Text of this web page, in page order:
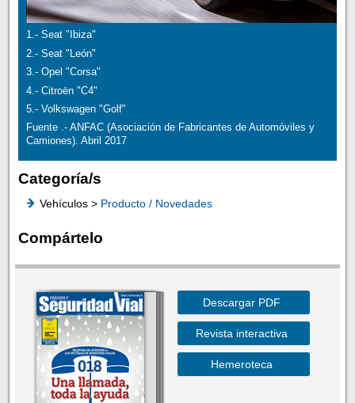
1.- Seat "Ibiza"
2.- Seat "León"
3.- Opel "Corsa"
4.- Citroën "C4"
5.- Volkswagen "Golf"
Fuente .- ANFAC (Asociación de Fabricantes de Automóviles y
Camiones). Abril 2017
Categoría/s
Vehículos > Producto / Novedades
Compártelo
Descargar PDF
Revista interactiva
Hemeroteca